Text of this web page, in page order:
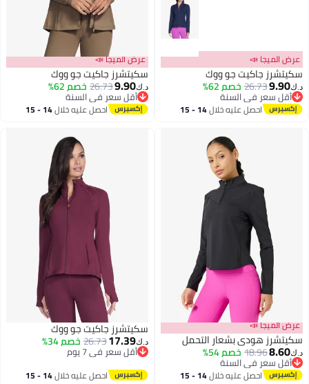
عرض الميجا 📣
سكيتشرز جاكيت جو ووك
د.ك‏9.90
26.73خصم 62%
أقل سعر في السنة
أقل سعر في السنة
احصل عليه خلال 14 - 15
عرض الميجا 📣
سكيتشرز جاكيت جو ووك
د.ك‏9.90
26.73خصم 62%
أقل سعر في السنة
أقل سعر في السنة
احصل عليه خلال 14 - 15
عرض الميجا 📣
سكيتشرز هودي بشعار التحمل
د.ك‏8.60
18.96خصم 54%
أقل سعر في السنة
أقل سعر في السنة
احصل عليه خلال 14 - 15
سكيتشرز جاكيت جو ووك
د.ك‏17.39
26.73خصم 34%
أقل سعر في 7 يوم
أقل سعر في 7 يوم
احصل عليه خلال 14 - 15